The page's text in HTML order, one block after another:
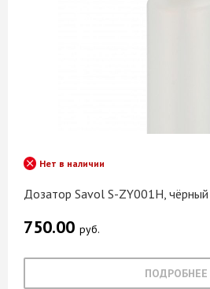
Дозатор Savol S-ZY001H, чёрный
Нет в наличии
750.00 руб.
ПОДРОБНЕЕ